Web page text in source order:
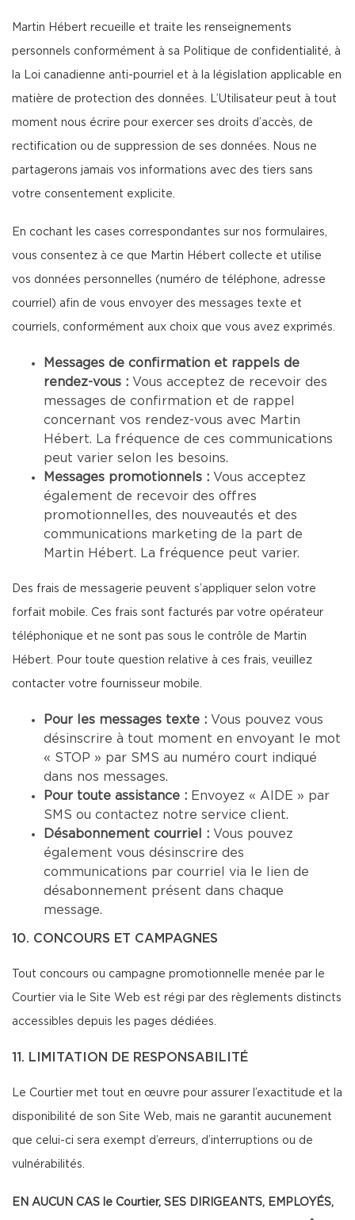
Martin Hébert recueille et traite les renseignements
personnels conformément à sa Politique de confidentialité, à
la Loi canadienne anti-pourriel et à la législation applicable en
matière de protection des données. L’Utilisateur peut à tout
moment nous écrire pour exercer ses droits d’accès, de
rectification ou de suppression de ses données. Nous ne
partagerons jamais vos informations avec des tiers sans
votre consentement explicite.
En cochant les cases correspondantes sur nos formulaires,
vous consentez à ce que Martin Hébert collecte et utilise
vos données personnelles (numéro de téléphone, adresse
courriel) afin de vous envoyer des messages texte et
courriels, conformément aux choix que vous avez exprimés.
Messages de confirmation et rappels de
rendez-vous : Vous acceptez de recevoir des
messages de confirmation et de rappel
concernant vos rendez-vous avec Martin
Hébert. La fréquence de ces communications
peut varier selon les besoins.
Messages promotionnels : Vous acceptez
également de recevoir des offres
promotionnelles, des nouveautés et des
communications marketing de la part de
Martin Hébert. La fréquence peut varier.
Des frais de messagerie peuvent s’appliquer selon votre
forfait mobile. Ces frais sont facturés par votre opérateur
téléphonique et ne sont pas sous le contrôle de Martin
Hébert. Pour toute question relative à ces frais, veuillez
contacter votre fournisseur mobile.
Pour les messages texte : Vous pouvez vous
désinscrire à tout moment en envoyant le mot
« STOP » par SMS au numéro court indiqué
dans nos messages.
Pour toute assistance : Envoyez « AIDE » par
SMS ou contactez notre service client.
Désabonnement courriel : Vous pouvez
également vous désinscrire des
communications par courriel via le lien de
désabonnement présent dans chaque
message.
10. CONCOURS ET CAMPAGNES
Tout concours ou campagne promotionnelle menée par le
Courtier via le Site Web est régi par des règlements distincts
accessibles depuis les pages dédiées.
11. LIMITATION DE RESPONSABILITÉ
Le Courtier met tout en œuvre pour assurer l’exactitude et la
disponibilité de son Site Web, mais ne garantit aucunement
que celui-ci sera exempt d’erreurs, d’interruptions ou de
vulnérabilités.
EN AUCUN CAS le Courtier, SES DIRIGEANTS, EMPLOYÉS,